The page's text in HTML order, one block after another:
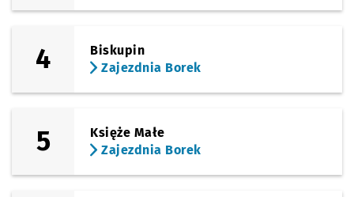
4
Biskupin
Zajezdnia Borek
5
Księże Małe
Zajezdnia Borek